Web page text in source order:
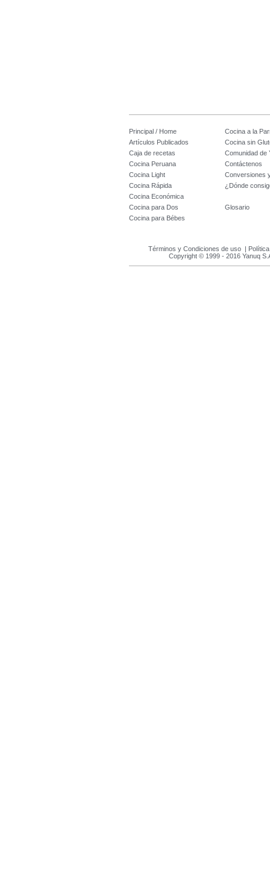
Principal / Home
Cocina a la
Artículos Publicados
Cocina sin
Caja de recetas
Comunidad de
Cocina Peruana
Contáctenos
Cocina Light
Conversiones
Cocina Rápida
¿Dónde
Cocina Económica
Cocina para Dos
Glosario
Cocina para Bébes
Términos y Condiciones de uso |
Copyright © 1999 - 2016 Yanuq